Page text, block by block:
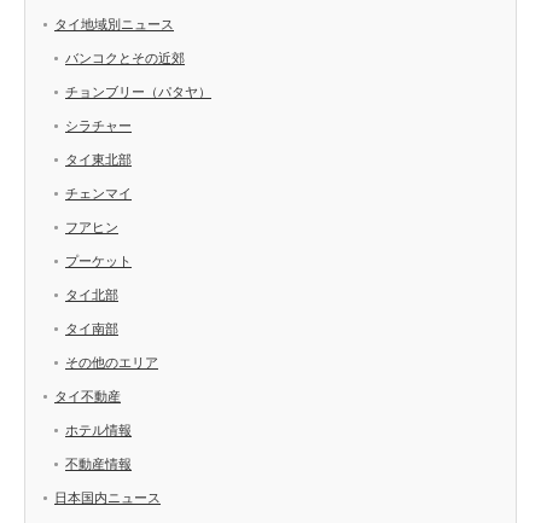
タイ地域別ニュース
バンコクとその近郊
チョンブリー（パタヤ）
シラチャー
タイ東北部
チェンマイ
フアヒン
プーケット
タイ北部
タイ南部
その他のエリア
タイ不動産
ホテル情報
不動産情報
日本国内ニュース